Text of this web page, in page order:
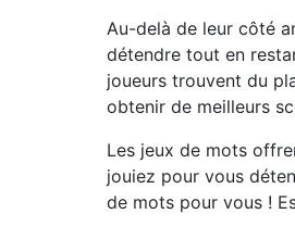
Au-delà de leur côté
détendre tout en
joueurs trouvent du
obtenir de meilleurs
Les jeux de mots
jouiez pour vous
de mots pour vous !